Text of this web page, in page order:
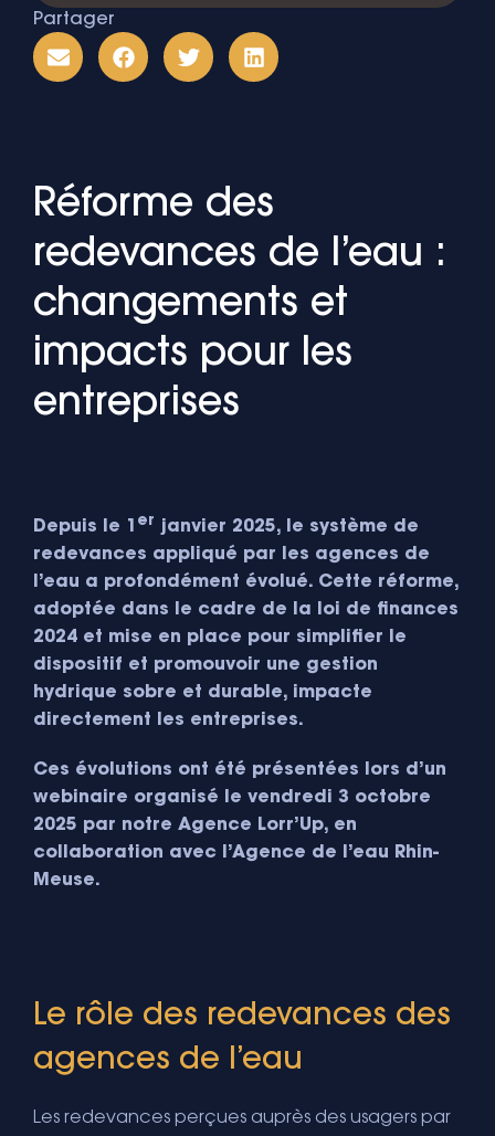
Partager
Réforme des
redevances de l’eau :
changements et
impacts pour les
entreprises
Depuis le 1 er janvier 2025, le système de
redevances appliqué par les agences de
l’eau a profondément évolué. Cette réforme,
adoptée dans le cadre de la loi de finances
2024 et mise en place pour simplifier le
dispositif et promouvoir une gestion
hydrique sobre et durable, impacte
directement les entreprises.
Ces évolutions ont été présentées lors d’un
webinaire organisé le vendredi 3 octobre
2025 par notre Agence Lorr’Up, en
collaboration avec l’Agence de l’eau Rhin-
Meuse.
Le rôle des redevances des
agences de l’eau
Les redevances perçues auprès des usagers par